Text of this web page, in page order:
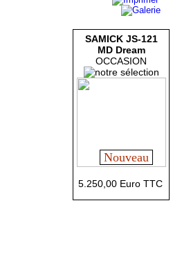
SAMICK JS-121
MD Dream
OCCASION
Nouveau
5.250,00 Euro TTC